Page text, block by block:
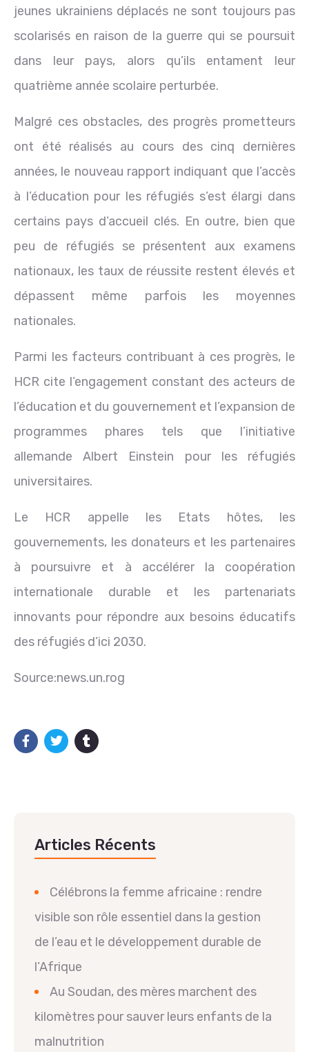
jeunes ukrainiens déplacés ne sont toujours pas
scolarisés en raison de la guerre qui se poursuit
dans leur pays, alors qu’ils entament leur
quatrième année scolaire perturbée.
Malgré ces obstacles, des progrès prometteurs
ont été réalisés au cours des cinq dernières
années, le nouveau rapport indiquant que l’accès
à l’éducation pour les réfugiés s’est élargi dans
certains pays d’accueil clés. En outre, bien que
peu de réfugiés se présentent aux examens
nationaux, les taux de réussite restent élevés et
dépassent même parfois les moyennes
nationales.
Parmi les facteurs contribuant à ces progrès, le
HCR cite l’engagement constant des acteurs de
l’éducation et du gouvernement et l’expansion de
programmes phares tels que l’initiative
allemande Albert Einstein pour les réfugiés
universitaires.
Le HCR appelle les Etats hôtes, les
gouvernements, les donateurs et les partenaires
à poursuivre et à accélérer la coopération
internationale durable et les partenariats
innovants pour répondre aux besoins éducatifs
des réfugiés d’ici 2030.
Source:news.un.rog
Articles Récents
Célébrons la femme africaine : rendre
visible son rôle essentiel dans la gestion
de l’eau et le développement durable de
l’Afrique
Au Soudan, des mères marchent des
kilomètres pour sauver leurs enfants de la
malnutrition